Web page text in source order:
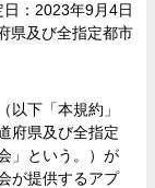
日：2023年9月4日
県及び全指定都市
以下「本規約」
府県及び全指定
」という。）が
が提供するアプ